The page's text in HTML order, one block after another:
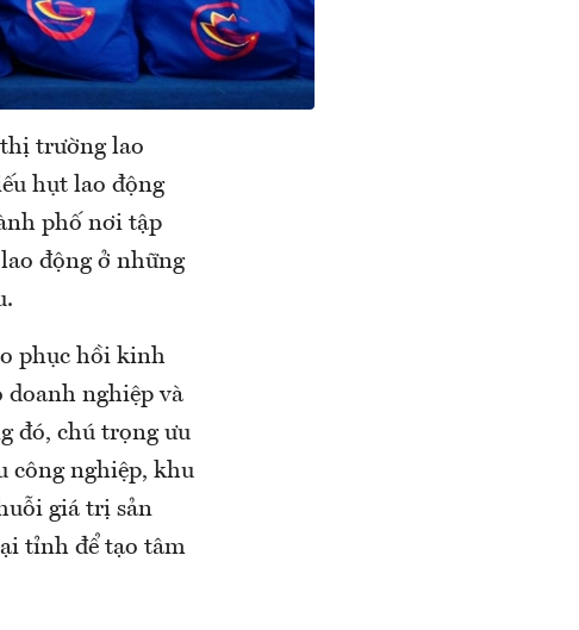
thị trường lao
hụt lao động
phố nơi tập
động ở những
phục hồi kinh
doanh nghiệp và
đó, chú trọng ưu
công nghiệp, khu
giá trị sản
tỉnh để tạo tâm